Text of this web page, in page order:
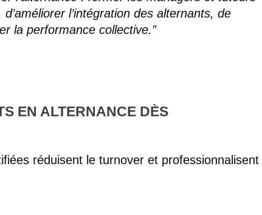
l’intégration des alternants, de
la performance collective.”
EN ALTERNANCE DÈS
réduisent le turnover et professionnalisent